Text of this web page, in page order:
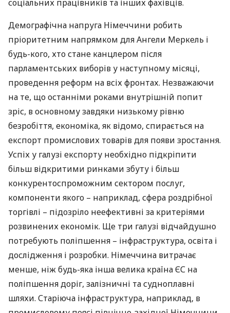
соціальних працівників та інших фахівців.
Демографічна напруга Німеччини робить
пріоритетним напрямком для Ангели Меркель і
будь-кого, хто стане канцлером після
парламентських виборів у наступному місяці,
проведення реформ на всіх фронтах. Незважаючи
на те, що останніми роками внутрішній попит
зріс, в основному завдяки низькому рівню
безробіття, економіка, як відомо, спирається на
експорт промислових товарів для появи зростання.
Успіх у галузі експорту необхідно підкріпити
більш відкритими ринками збуту і більш
конкурентоспроможним сектором послуг,
компоненти якого – наприклад, сфера роздрібної
торгівлі – підозріло неефективні за критеріями
розвинених економік. Ще три галузі відчайдушно
потребують поліпшення – інфраструктура, освіта і
дослідження і розробки. Німеччина витрачає
менше, ніж будь-яка інша велика країна ЄС на
поліпшення доріг, залізничні та судноплавні
шляхи. Старіюча інфраструктура, наприклад, в